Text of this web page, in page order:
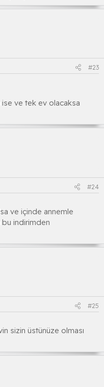
#23
ise ve tek ev olacaksa
#24
ve içinde annemle
indirimden
#25
sizin üstünüze olması